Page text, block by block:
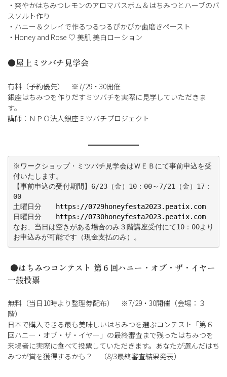
・爽やかはちみつレモンのアロマバスボム＆はちみつとハーブのバ
スソルト作り
・ハニー＆クレイで作るつるつるぴかぴか歯磨きペースト
・Honey and Rose ♡ 美肌 美白ローション
●屋上ミツバチ見学会
有料（予約優先） ※7/29・30開催
銀座はちみつを作りだすミツバチを実際に見学していただきま
す。
講師：ＮＰＯ法人銀座ミツバチプロジェクト
※ワークショップ・ミツバチ見学会はＷＥＢにて事前申込を受
付いたします。
【事前申込の受付期間】6/23（金）10：00～7/21（金）17：
00
土曜日分
https://0729honeyfesta2023.peatix.com
日曜日分
https://0730honeyfesta2023.peatix.com
なお、当日は空きがある場合のみ３階講座受付にて10：00より
お申込みが可能です（現金支払のみ）。
●はちみつコンテスト 第６回ハニー・オブ・ザ・イヤー
一般投票
無料（当日10時より整理券配布） ※7/29・30開催（会場：３
階）
日本で購入できる最も美味しいはちみつを選ぶコンテスト「第６
回ハニー・オブ・ザ・イヤー」の最終審査まで残ったはちみつを
来場者に実際に食べて投票していただきます。あなたが選んだはち
みつが賞を獲得するかも？ （8/3最終審査結果発表）